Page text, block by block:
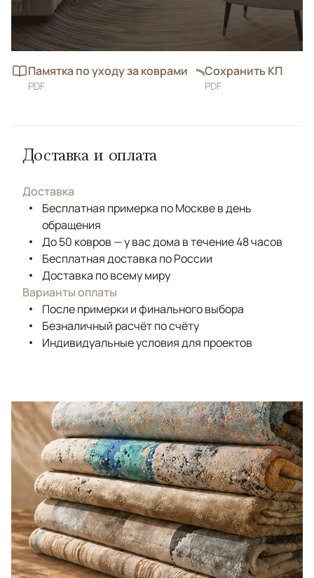
Памятка по уходу за коврами
PDF
Сохранить КП
PDF
Доставка и оплата
Доставка
Бесплатная примерка по Москве в день
обращения
До 50 ковров — у вас дома в течение 48 часов
Бесплатная доставка по России
Доставка по всему миру
Варианты оплаты
После примерки и финального выбора
Безналичный расчёт по счёту
Индивидуальные условия для проектов